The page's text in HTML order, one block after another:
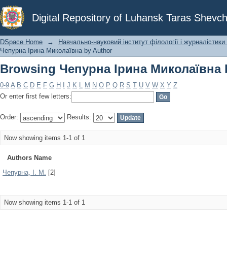
Digital Repository of Luhansk Taras
Browsing Чепурна Ірина Миколаївна
DSpace Home →
Навчально-науковий інститут філології і
Чепурна Ірина Миколаївна by Author
Browsing Чепурна Ірина Миколаївна
0-9 A B C D E F G H J K L M N O P Q R S T U V W X Y Z
Or enter first few letters:
Order: Results:
Now showing items 1-1 of 1
Authors Name
Чепурна, І. М. [2]
Now showing items 1-1 of 1